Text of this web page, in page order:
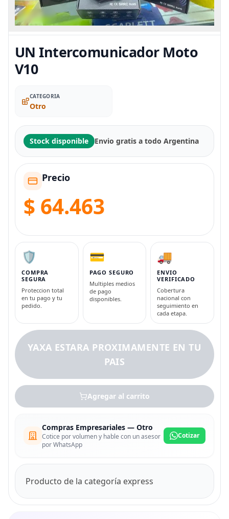
UN Intercomunicador Moto
V10
CATEGORIA
Otro
Stock disponible Envio gratis a todo Argentina
Precio
$ 64.463
🛡️
COMPRA
SEGURA
Proteccion total
en tu pago y tu
pedido.
💳
PAGO SEGURO
Multiples medios
de pago
disponibles.
🚚
ENVIO
VERIFICADO
Cobertura
nacional con
seguimiento en
cada etapa.
YAXA ESTARA PROXIMAMENTE EN TU
PAIS
Agregar al carrito
Compras Empresariales — Otro
Cotice por volumen y hable con un asesor
por WhatsApp
Cotizar
Producto de la categoría express